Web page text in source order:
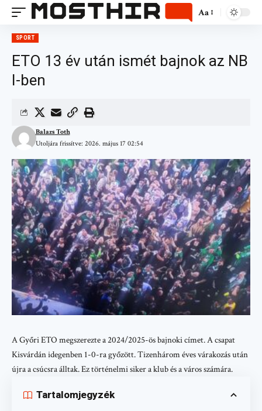
Aa
SPORT
ETO 13 év után ismét bajnok az NB
I-ben
Utoljára frissítve: 2026. május 17 02:54
Balazs Toth
A Győri ETO megszerezte a 2024/2025-ös bajnoki címet. A csapat
Kisvárdán idegenben 1-0-ra győzött. Tizenhárom éves várakozás után
újra a csúcsra álltak. Ez történelmi siker a klub és a város számára.
Tartalomjegyzék